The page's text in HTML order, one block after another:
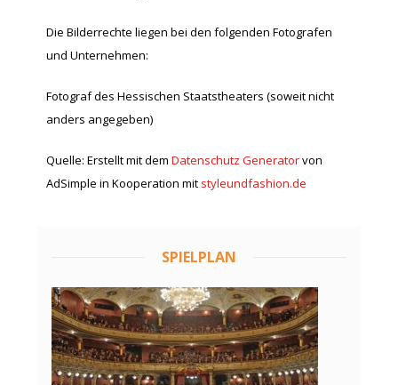
Die Bilderrechte liegen bei den folgenden Fotografen
und Unternehmen:
Fotograf des Hessischen Staatstheaters (soweit nicht
anders angegeben)
Quelle: Erstellt mit dem Datenschutz Generatorvon
AdSimple in Kooperation mit styleundfashion.de
SPIELPLAN